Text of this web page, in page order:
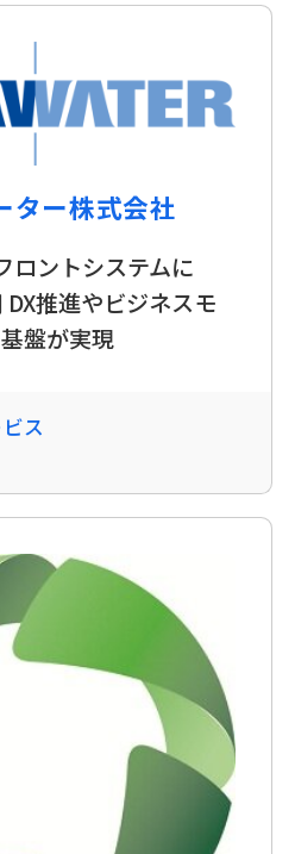
ター株式会社
ロントシステムに
推進やビジネスモ
盤が実現
ス